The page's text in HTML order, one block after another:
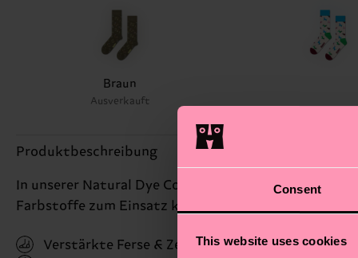
Consent
This website uses cookies
Braun
Ausverkauft
Produktbeschreibung
In unserer Natural Dye Collection werden einige
Farbstoffe zum Einsatz kommen. Diese Socke ist
Verstärkte Ferse & Zehen